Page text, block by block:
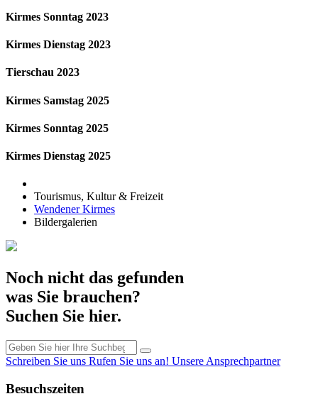
Kirmes Sonntag 2023
Kirmes Dienstag 2023
Tierschau 2023
Kirmes Samstag 2025
Kirmes Sonntag 2025
Kirmes Dienstag 2025
Tourismus, Kultur & Freizeit
Wendener Kirmes
Bildergalerien
Noch nicht das gefunden
was Sie brauchen?
Suchen Sie hier.
Schreiben Sie uns Rufen Sie uns an! Unsere Ansprechpartner
Besuchszeiten